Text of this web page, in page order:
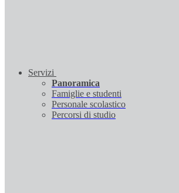
Servizi
Panoramica
Famiglie e studenti
Personale scolastico
Percorsi di studio